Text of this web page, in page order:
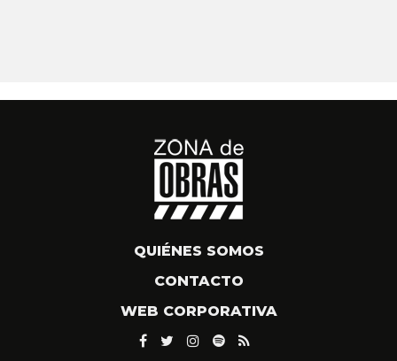
QUIÉNES SOMOS
CONTACTO
WEB CORPORATIVA